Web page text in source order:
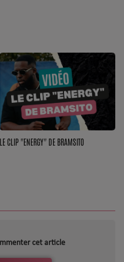
LE CLIP "ENERGY" DE BRAMSITO
cet article